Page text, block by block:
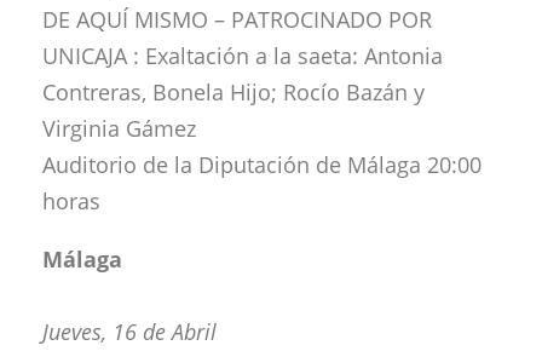
DE AQUÍ MISMO – PATROCINADO POR
UNICAJA : Exaltación a la saeta: Antonia
Contreras, Bonela Hijo; Rocío Bazán y
Virginia Gámez
Auditorio de la Diputación de Málaga 20:00
horas
Málaga
Jueves, 16 de Abril